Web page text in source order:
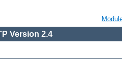
Version 2.4